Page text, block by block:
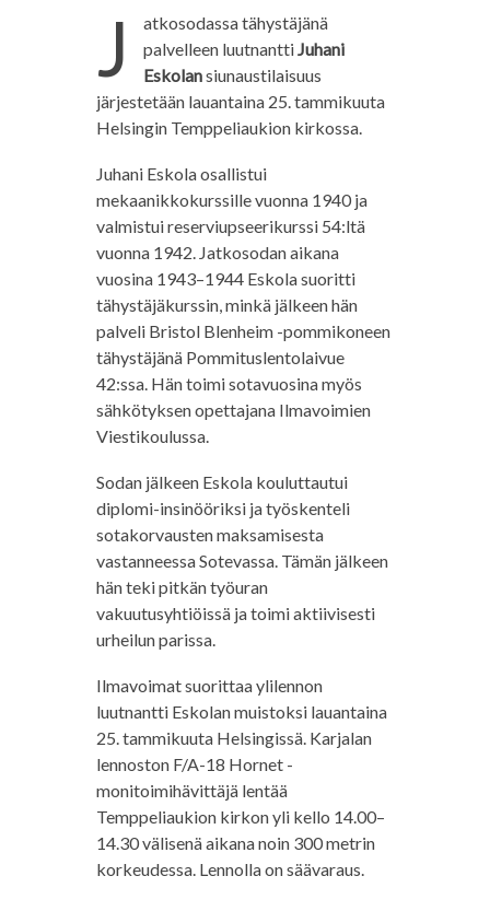
J
atkosodassa tähystäjänä
palvelleen luutnanttiJuhani
Eskolansiunaustilaisuus
järjestetään lauantaina 25. tammikuuta
Helsingin Temppeliaukion kirkossa.
Juhani Eskola osallistui
mekaanikkokurssille vuonna 1940 ja
valmistui reserviupseerikurssi 54:ltä
vuonna 1942. Jatkosodan aikana
vuosina 1943–1944 Eskola suoritti
tähystäjäkurssin, minkä jälkeen hän
palveli Bristol Blenheim -pommikoneen
tähystäjänä Pommituslentolaivue
42:ssa. Hän toimi sotavuosina myös
sähkötyksen opettajana Ilmavoimien
Viestikoulussa.
Sodan jälkeen Eskola kouluttautui
diplomi-insinööriksi ja työskenteli
sotakorvausten maksamisesta
vastanneessa Sotevassa. Tämän jälkeen
hän teki pitkän työuran
vakuutusyhtiöissä ja toimi aktiivisesti
urheilun parissa.
Ilmavoimat suorittaa ylilennon
luutnantti Eskolan muistoksi lauantaina
25. tammikuuta Helsingissä. Karjalan
lennoston F/A-18 Hornet -
monitoimihävittäjä lentää
Temppeliaukion kirkon yli kello 14.00–
14.30 välisenä aikana noin 300 metrin
korkeudessa. Lennolla on säävaraus.